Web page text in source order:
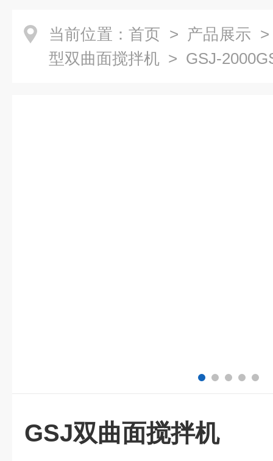
当前位置： 首页 > 产品展示
型双曲面搅拌机 > GSJ-
GSJ双曲面搅拌机